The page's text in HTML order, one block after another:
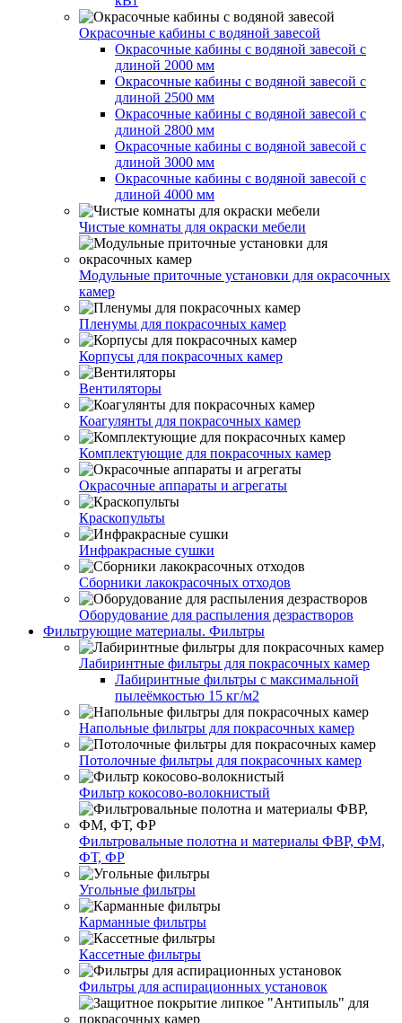
Окрасочные кабины с водяной завесой
Окрасочные кабины с водяной завесой с
длиной 2000 мм
Окрасочные кабины с водяной завесой с
длиной 2500 мм
Окрасочные кабины с водяной завесой с
длиной 2800 мм
Окрасочные кабины с водяной завесой с
длиной 3000 мм
Окрасочные кабины с водяной завесой с
длиной 4000 мм
Чистые комнаты для окраски мебели
Модульные приточные установки для окрасочных
камер
Пленумы для покрасочных камер
Корпусы для покрасочных камер
Вентиляторы
Коагулянты для покрасочных камер
Комплектующие для покрасочных камер
Окрасочные аппараты и агрегаты
Краскопульты
Инфракрасные сушки
Сборники лакокрасочных отходов
Оборудование для распыления дезрастворов
Фильтрующие материалы. Фильтры
Лабиринтные фильтры для покрасочных камер
Лабиринтные фильтры с максимальной
пылеёмкостью 15 кг/м2
Напольные фильтры для покрасочных камер
Потолочные фильтры для покрасочных камер
Фильтр кокосово-волокнистый
Фильтровальные полотна и материалы ФВР, ФМ,
ФТ, ФР
Угольные фильтры
Карманные фильтры
Кассетные фильтры
Фильтры для аспирационных установок